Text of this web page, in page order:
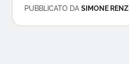
PUBBLICATO DA SIMONE RENZI